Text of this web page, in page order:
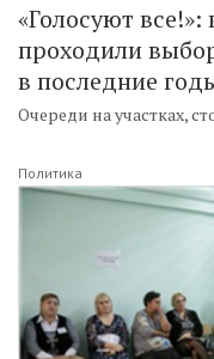
«Голосуют
проходили
в последние
Очереди на участках,
Политика